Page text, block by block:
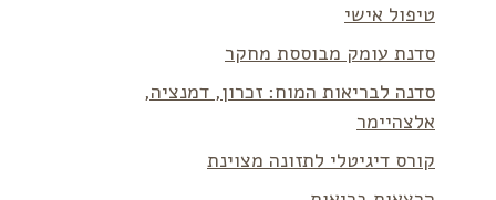
טיפול אישי
סדנת עומק מבוססת מחקר
סדנה לבריאות המוח: זכרון, דמנציה,
אלצהיימר
קורס דיגיטלי לתזונה מצוינת